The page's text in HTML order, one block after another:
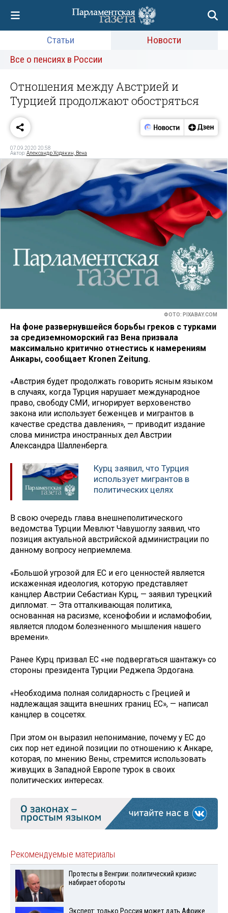
Статьи
Новости
Все о пенсиях в России
Отношения между Австрией и
Турцией продолжают обостряться
07.09.2020 20:58
Автор:Александр Ходякин, Вена
ФОТО: PIXABAY.COM
На фоне развернувшейся борьбы греков с турками
за средиземноморский газ Вена призвала
максимально критично отнестись к намерениям
Анкары, сообщает Kronen Zeitung.
«Австрия будет продолжать говорить ясным языком
в случаях, когда Турция нарушает международное
право, свободу СМИ, игнорирует верховенство
закона или использует беженцев и мигрантов в
качестве средства давления», — приводит издание
слова министра иностранных дел Австрии
Александра Шалленберга.
Курц заявил, что Турция
использует мигрантов в
политических целях
В свою очередь глава внешнеполитического
ведомства Турции Мевлют Чавушоглу заявил, что
позиция актуальной австрийской администрации по
данному вопросу неприемлема.
«Большой угрозой для ЕС и его ценностей является
искаженная идеология, которую представляет
канцлер Австрии Себастиан Курц, — заявил турецкий
дипломат. — Эта отталкивающая политика,
основанная на расизме, ксенофобии и исламофобии,
является плодом болезненного мышления нашего
времени».
Ранее Курц призвал ЕС «не подвергаться шантажу» со
стороны президента Турции Реджепа Эрдогана.
«Необходима полная солидарность с Грецией и
надлежащая защита внешних границ ЕС», — написал
канцлер в соцсетях.
При этом он выразил непонимание, почему у ЕС до
сих пор нет единой позиции по отношению к Анкаре,
которая, по мнению Вены, стремится использовать
живущих в Западной Европе турок в своих
политических интересах.
Рекомендуемые материалы
Протесты в Венгрии: политический кризис
набирает обороты
Эксперт: только Россия может дать Африке